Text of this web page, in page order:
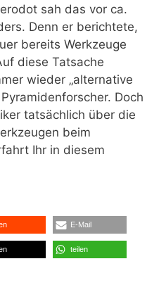
sah das vor ca.
Denn er berichtete,
bereits Werkzeuge
diese Tatsache
wieder „alternative
Doch
tatsächlich über die
beim
Ihr in diesem
E-Mail
teilen